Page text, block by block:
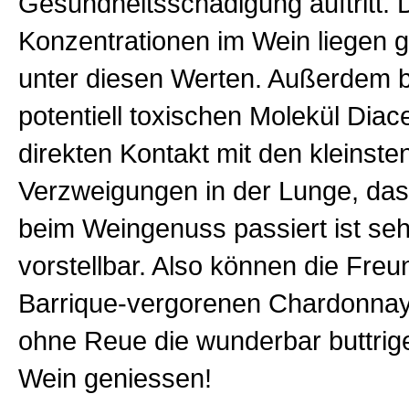
Konzentrationen im Wein liegen
unter diesen Werten. Außerdem
potentiell toxischen Molekül
direkten Kontakt mit den
Verzweigungen in der Lunge,
beim Weingenuss passiert ist
vorstellbar. Also können die
Barrique-vergorenen
ohne Reue die wunderbar
Wein geniessen!